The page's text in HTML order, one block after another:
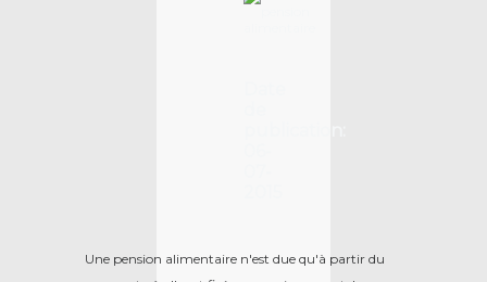
Une pension alimentaire n'est due qu'à partir du